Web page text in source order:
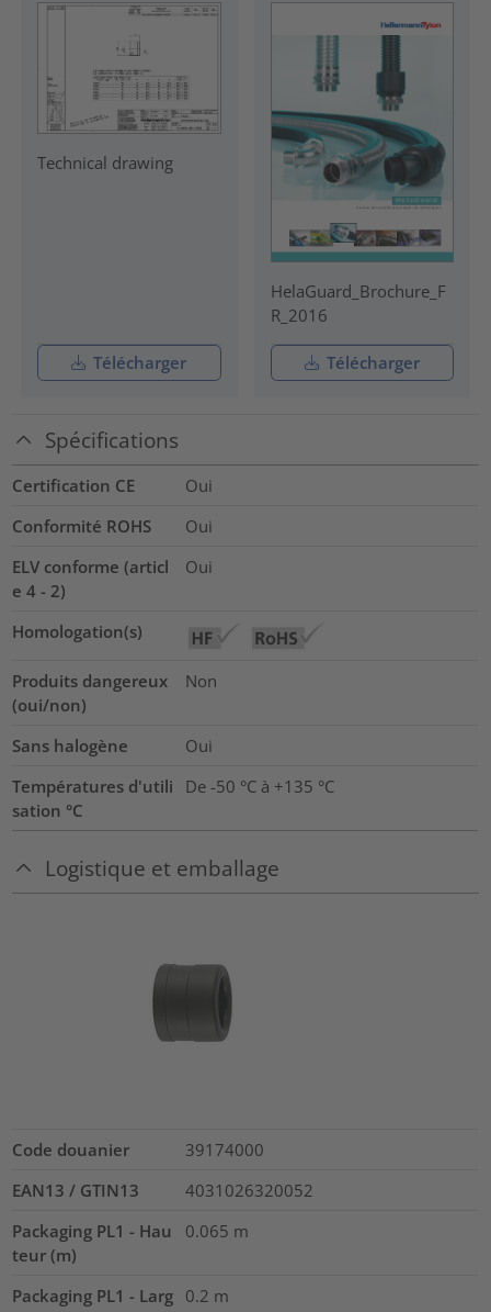
Technical drawing
Télécharger
HelaGuard_Brochure_F
R_2016
Télécharger
Spécifications
Certification CE
Oui
Conformité ROHS
Oui
ELV conforme (articl
e 4 - 2)
Oui
Homologation(s)
Produits dangereux
(oui/non)
Non
Sans halogène
Oui
Températures d'utili
sation °C
De -50 °C à +135 °C
Logistique et emballage
Code douanier
39174000
EAN13 / GTIN13
4031026320052
Packaging PL1 - Hau
teur (m)
0.065 m
Packaging PL1 - Larg 0.2 m